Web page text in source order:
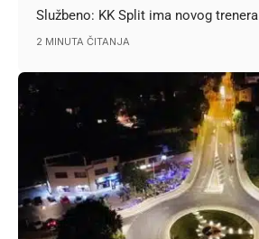
Službeno: KK Split ima novog trenera
2 MINUTA ČITANJA